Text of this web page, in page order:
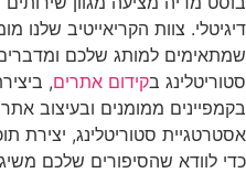
דיגיטלי. צוות הקריאייטיב שלנו
שמתאימים למותג שלכם
סטוריטלינג בקידום אתרים,
בקמפיינים ממומנים ובעיצוב
אסטרטגיית סטוריטלינג, יצירת
כדי לוודא שהסיפורים שלכם